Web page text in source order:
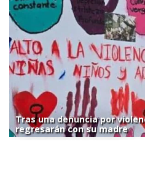
Tras una denuncia por
regresarán con su madre